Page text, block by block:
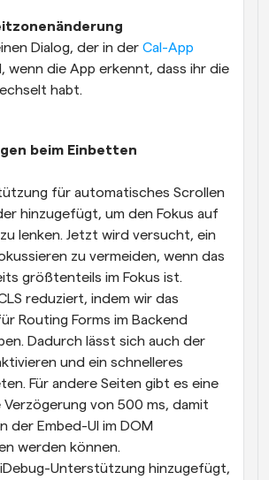
Dialog, der in der Cal-App
die App erkennt, dass ihr die
habt.
beim Einbetten
für automatisches Scrollen
hinzugefügt, um den Fokus auf
lenken. Jetzt wird versucht, ein
zu vermeiden, wenn das
größtenteils im Fokus ist.
reduziert, indem wir das
Routing Forms im Backend
Dadurch lässt sich auch der
und ein schnelleres
Für andere Seiten gibt es eine
Verzögerung von 500 ms, damit
der Embed-UI im DOM
werden können.
Unterstützung hinzugefügt,